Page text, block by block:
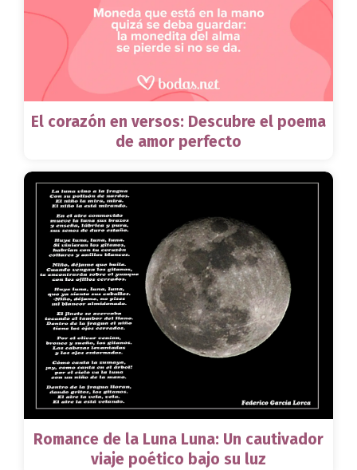
El corazón en versos: Descubre el poema
de amor perfecto
Romance de la Luna Luna: Un cautivador
viaje poético bajo su luz